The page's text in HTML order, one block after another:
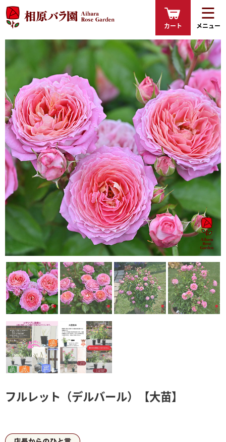
カート メニュー
フルレット（デルバール）【大苗】
店長からひとこと